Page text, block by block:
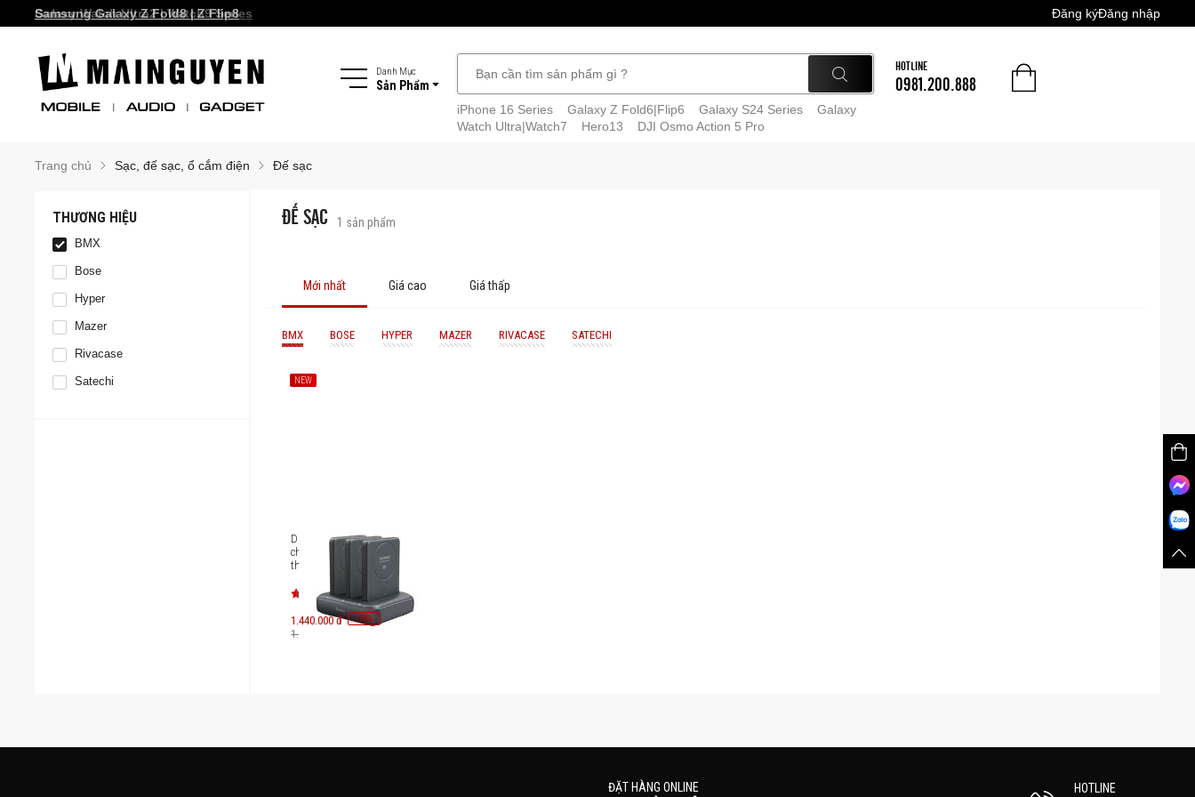
Galaxy Watch Ultra2 | Watch9 Series
Samsung Galaxy Z Fold8 | Z Flip8 Đăng kýĐăng nhập
Danh Mục
Sản Phẩm
iPhone 16 Series
Galaxy Z Fold6|Flip6 Galaxy S24 Series
Galaxy
Watch Ultra|Watch7
Hero13 DJI Osmo Action 5 Pro
HOTLINE
0981.200.888
Trang chủ Sạc, đế sạc, ổ cắm điện Đế sạc
THƯƠNG HIỆU
BMX
Bose
Hyper
Mazer
Rivacase
Satechi
ĐẾ SẠC 1 sản phẩm
Mới nhất Giá cao Giá thấp
BMX BOSE HYPER MAZER RIVACASE SATECHI
NEW
Dock Sạc Siêu an toàn chống
cháy nổ BMX SolidSafe 3 TBAY
thiết bị charging Dock C986-3B
1.440.000 đ -10%
1.600.000 đ
ĐẶT HÀNG ONLINE HOTLINE